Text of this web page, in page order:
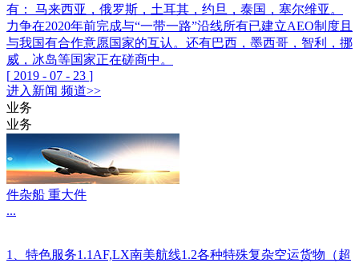
有： 马来西亚，俄罗斯，土耳其，约旦，泰国，塞尔维亚。
力争在2020年前完成与“一带一路”沿线所有已建立AEO制度且
与我国有合作意愿国家的互认。还有巴西，墨西哥，智利，挪
威，冰岛等国家正在磋商中。
[ 2019 - 07 - 23 ]
进入 新闻 频道>>
业务
业务
件杂船 重大件
...
1、特色服务1.1AF,LX南美航线1.2各种特殊复杂空运货物（超